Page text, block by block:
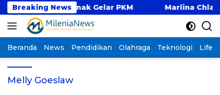
Langsung
ke
konten
Breaking News
Pontianak Gelar PKM Marlina Chlara
Beranda News Pendidikan Olahraga Teknologi
Melly Goeslaw